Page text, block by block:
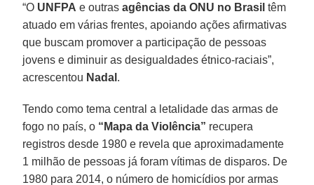
“O UNFPA e outrasagências da ONU no Brasil têm
atuado em várias frentes, apoiando ações afirmativas
que buscam promover a participação de pessoas
jovens e diminuir as desigualdades étnico-raciais”,
acrescentou Nadal .
Tendo como tema central a letalidade das armas de
fogo no país, o “Mapa da Violência” recupera
registros desde 1980 e revela que aproximadamente
1 milhão de pessoas já foram vítimas de disparos. De
1980 para 2014, o número de homicídios por armas